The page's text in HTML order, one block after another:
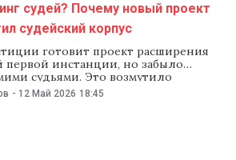
судей? Почему новый проект
судейский корпус
готовит проект расширения
первой инстанции, но забыло
судьями. Это возмутило
— орган самоуправления
юристами разбирался, почему
- 12 Май 2026 18:45